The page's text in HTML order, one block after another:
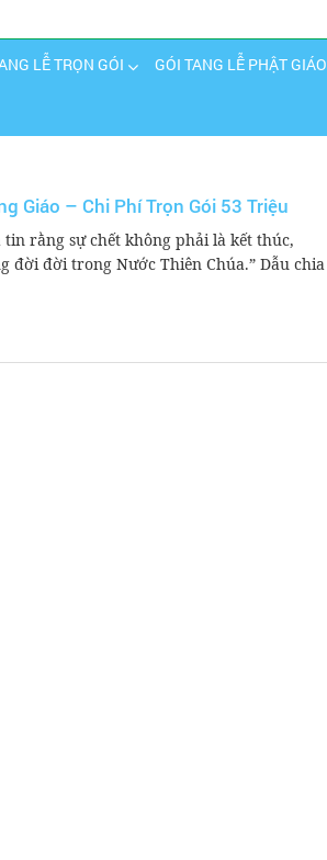
LỄ TRỌN GÓI GÓI TANG LỄ PHẬT GIÁO
Giáo – Chi Phí Trọn Gói 53 Triệu
rằng sự chết không phải là kết thúc,
đời đời trong Nước Thiên Chúa.” Dẫu chia